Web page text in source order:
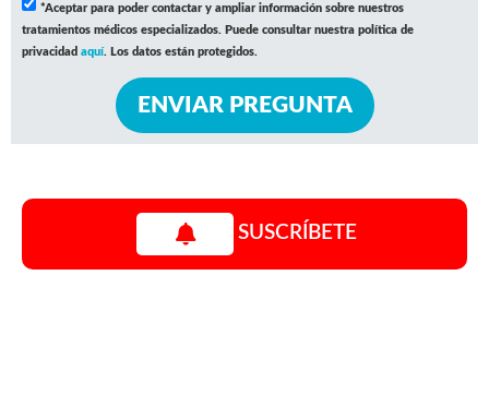
*Aceptar para poder contactar y ampliar información sobre nuestros
tratamientos médicos especializados. Puede consultar nuestra política de
privacidad aquí. Los datos están protegidos.
ENVIAR PREGUNTA
SUSCRÍBETE